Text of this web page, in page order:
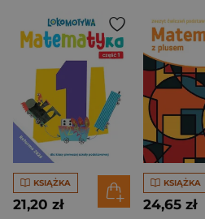
KSIĄŻKA
21,20 zł
KSIĄŻKA
24,65 zł